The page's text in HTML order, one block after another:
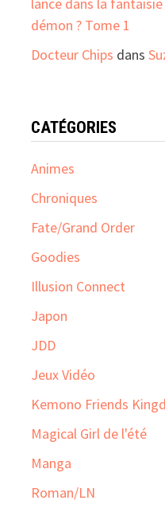
démon ? Tome 1
Docteur Chips dans
CATÉGORIES
Animes
Chroniques
Fate/Grand Order
Goodies
Illusion Connect
Japon
JDD
Jeux Vidéo
Kemono Friends
Magical Girl de l'été
Manga
Roman/LN